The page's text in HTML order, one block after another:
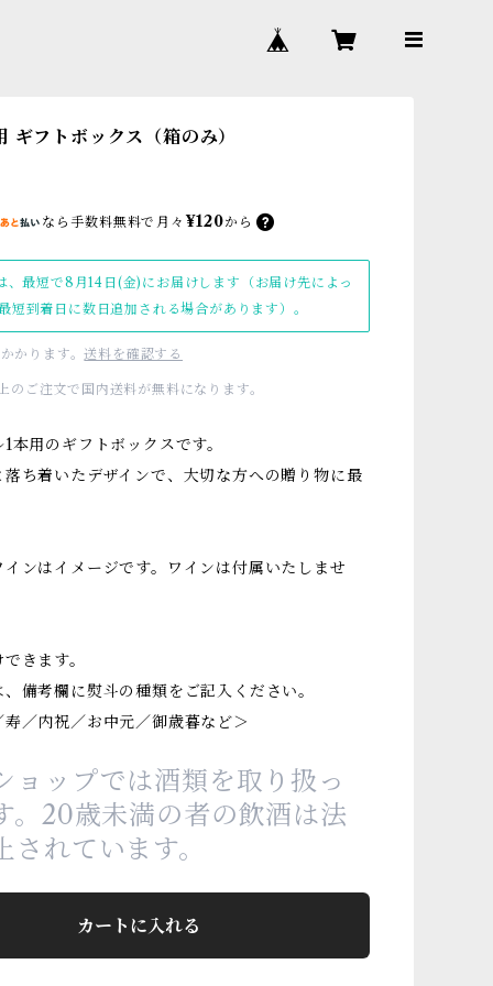
ギフトボックス（箱のみ）
なら 手数料無料で 月々 ¥120から
最短で8月14日(金)にお届けします（お届け先によっ
短到着日に数日追加される場合があります）。
かります。送料を確認する
のご注文で国内送料が無料になります。
本用のギフトボックスです。
ち着いたデザインで、大切な方への贈り物に最
ンはイメージです。ワインは付属いたしませ
きます。
備考欄に熨斗の種類をご記入ください。
／内祝／お中元／御歳暮など＞
ョップでは酒類を取り扱っ
。20歳未満の者の飲酒は法
されています。
カートに入れる